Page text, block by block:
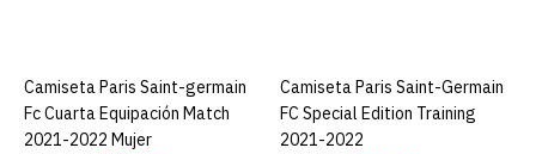
ADD TO COMPARE
ADD TO WISHLIST
AGREGAR AL CARRO
Camiseta Paris Saint-germain
Fc Cuarta Equipación Match
2021-2022 Mujer
AGREGAR AL CARRO
Camiseta Paris Saint-Germain
FC Special Edition Training
2021-2022